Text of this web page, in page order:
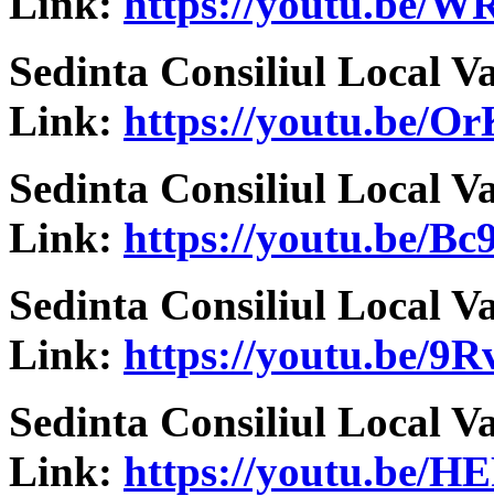
Sedinta Consiliul Local
Link: https://youtu.be/
Sedinta Consiliul Local
Link: https://youtu.be/
Sedinta Consiliul Local
Link: https://youtu.be/
Sedinta Consiliul Local
Link: https://youtu.be/